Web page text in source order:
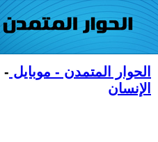
الحوار المتمدن - موبايل -
الإنسان